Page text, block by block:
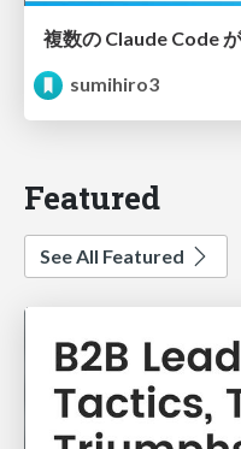
sumihiro3
Featured
See All Featured